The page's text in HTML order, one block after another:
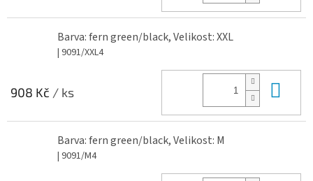
Barva: fern green/black, Velikost: XXL
| 9091/XXL4
908 Kč / ks
Barva: fern green/black, Velikost: M
| 9091/M4